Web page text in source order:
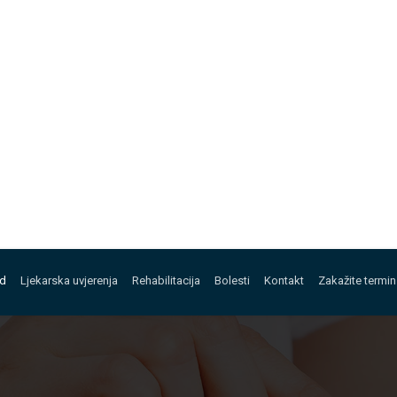
Ljekarska uvjerenja Rehabilitacija Bolesti Kontakt Zakažite termin